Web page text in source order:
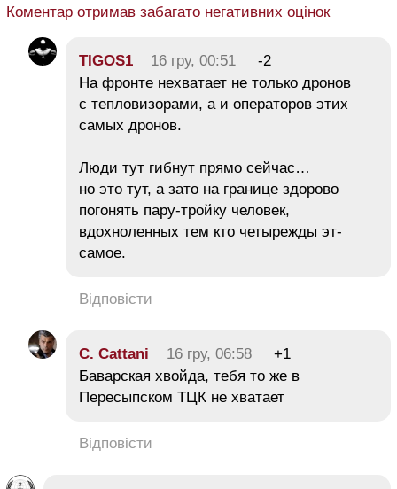
Коментар отримав забагато негативних оцінок
TIGOS1 16 гру, 00:51
-2
На фронте нехватает не только дронов
с тепловизорами, а и операторов этих
самых дронов.
Люди тут гибнут прямо сейчас…
но это тут, а зато на границе здорово
погонять пару-тройку человек,
вдохноленных тем кто четырежды эт-
самое.
Відповісти
C. Cattani 16 гру, 06:58
+1
Баварская хвойда, тебя то же в
Пересыпском ТЦК не хватает
Відповісти